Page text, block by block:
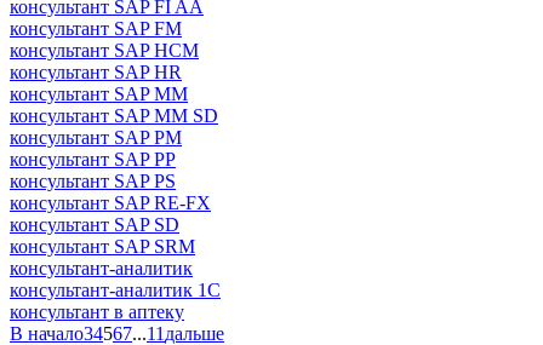
консультант SAP FI AA
консультант SAP FM
консультант SAP HCM
консультант SAP HR
консультант SAP MM
консультант SAP MM SD
консультант SAP PM
консультант SAP PP
консультант SAP PS
консультант SAP RE-FX
консультант SAP SD
консультант SAP SRM
консультант-аналитик
консультант-аналитик 1С
консультант в аптеку
В начало34567...11 дальше